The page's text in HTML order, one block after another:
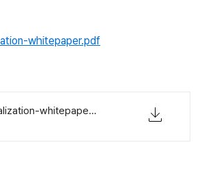
whitepaper.pdf
tuxedo-globalization-whitepaper.pdf